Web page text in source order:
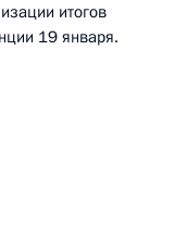
итогов
19 января.